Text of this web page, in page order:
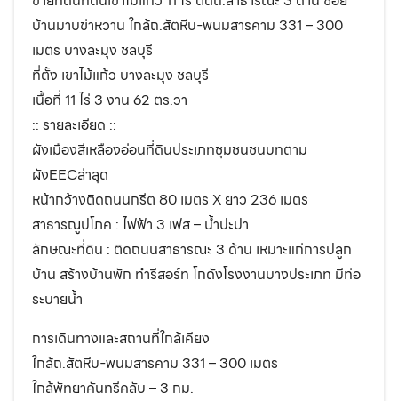
บ้านมาบข่าหวาน ใกล้ถ.สัตหีบ-พนมสารคาม 331 – 300
เมตร บางละมุง ชลบุรี
ที่ตั้ง เขาไม้แก้ว บางละมุง ชลบุรี
เนื้อที่ 11 ไร่ 3 งาน 62 ตร.วา
:: รายละเอียด ::
ผังเมืองสีเหลืองอ่อนที่ดินประเภทชุมชนชนบทตาม
ผังEECล่าสุด
หน้ากว้างติดถนนกรีต 80 เมตร X ยาว 236 เมตร
สาธารณูปโภค : ไฟฟ้า 3 เฟส – น้ำปะปา
ลักษณะที่ดิน : ติดถนนสาธารณะ 3 ด้าน เหมาะแก่การปลูก
บ้าน สร้างบ้านพัก ทำรีสอร์ท โกดังโรงงานบางประเภท มีท่อ
ระบายน้ำ
การเดินทางและสถานที่ใกล้เคียง
ใกล้ถ.สัตหีบ-พนมสารคาม 331 – 300 เมตร
ใกล้พัทยาคันทรีคลับ – 3 กม.